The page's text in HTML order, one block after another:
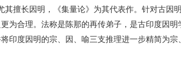
擅长因明，《集量论》为其代表作。针对古因
为合理。法称是陈那的再传弟子，是古印度因
印度因明的宗、因、喻三支推理进一步精简为